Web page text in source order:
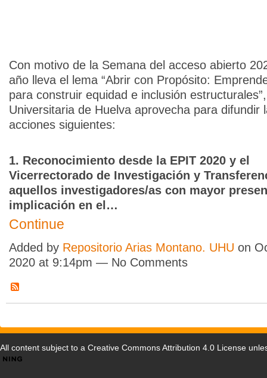
Con motivo de la Semana del acceso abierto
año lleva el lema “Abrir con Propósito:
para construir equidad e inclusión
Universitaria de Huelva aprovecha para difundir
acciones siguientes:
1. Reconocimiento desde la EPIT 2020 y el
Vicerrectorado de Investigación y
aquellos investigadores/as con mayor
implicación en el…
Continue
Added by Repositorio Arias Montano. UHU on
2020 at 9:14pm — No Comments
All content subject to a Creative Commons Attribution 4.0 License